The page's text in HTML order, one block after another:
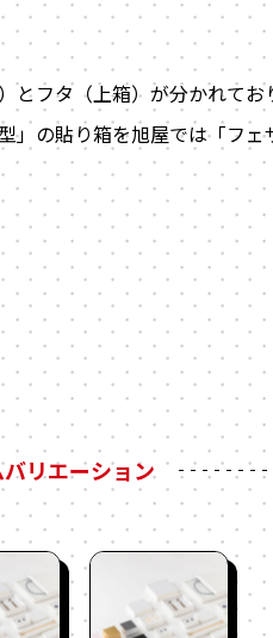
とフタ（上箱）が分かれてお
型」の貼り箱を旭屋では「フ
リエーション